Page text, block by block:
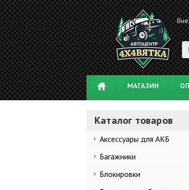
МАГАЗИН
Каталог товаров
Аксессуары для АКБ
Багажники
Блокировки